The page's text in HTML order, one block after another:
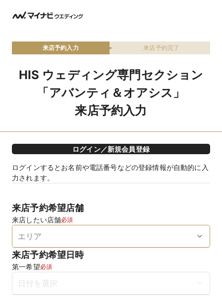
来店予約入力 来店予約完了
HIS ウェディング専門セクション
「アバンティ＆オアシス」
来店予約入力
ログイン／新規会員登録
ログインするとお名前や電話番号などの登録情報が自動的に入
力されます。
来店予約希望店舗
来店したい店舗必須
来店予約希望日時
第一希望必須